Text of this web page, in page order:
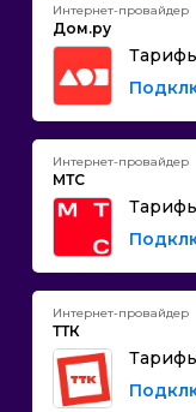
Интернет-провайдер
Дом.ру
Интернет-провайдер
МТС
Интернет-провайдер
ТТК